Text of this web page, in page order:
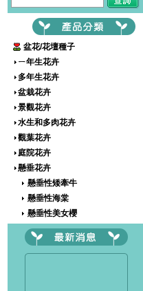
盆花/花壇種子
ㄧ年生花卉
多年生花卉
盆栽花卉
景觀花卉
水生和多肉花卉
觀葉花卉
庭院花卉
懸垂花卉
懸垂性矮牽牛
懸垂性海棠
懸垂性美女櫻
懸垂性夏菫
懸垂姓六倍利